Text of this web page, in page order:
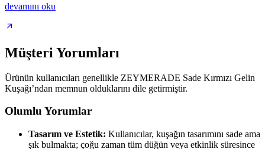
devamını oku
Müşteri Yorumları
Ürünün kullanıcıları genellikle ZEYMERADE Sade Kırmızı Gelin
Kuşağı’ndan memnun olduklarını dile getirmiştir.
Olumlu Yorumlar
Tasarım ve Estetik: Kullanıcılar, kuşağın tasarımını sade ama
şık bulmakta; çoğu zaman tüm düğün veya etkinlik süresince